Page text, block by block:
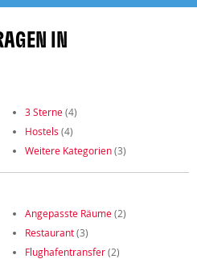
IN
3 Sterne(4)
Hostels (4)
Weitere Kategorien(3)
Angepasste Räume(2)
Restaurant(3)
Flughafentransfer(2)